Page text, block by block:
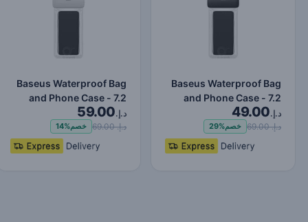
Baseus Waterproof Bag
and Phone Case - 7.2
Inches Black
د.إ.49.00
د.إ. 69.00 خصم29%
Baseus Waterproof Bag
and Phone Case - 7.2
Inches Pink
د.إ.59.00
د.إ. 69.00 خصم14%